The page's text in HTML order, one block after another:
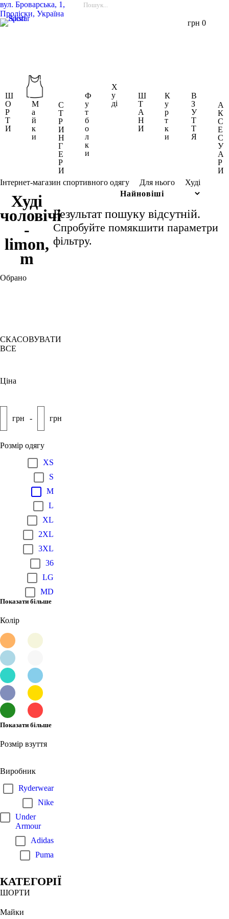
вул. Броварська, 1,
Проліски, Україна
грн 0
Ш
О
Р
Т
И
М
а
й
к
и
С
Т
Р
И
Н
Г
Е
Р
И
Ф
у
т
б
о
л
к
и
Х
у
ді
Ш
Т
А
Н
И
К
у
р
т
к
и
В
З
У
Т
Т
Я
А
К
С
Е
С
У
А
Р
И
Інтернет-магазин спортивного одягу
Для нього Худі
Худі
чоловічі
-
limon,
m
Обрано
СКАСОВУВАТИ
ВСЕ
Ціна
грн - грн
Розмір одягу
XS
S
M
L
XL
2XL
3XL
36
LG
MD
Показати більше
Колір
Показати більше
Розмір взуття
Виробник
Ryderwear
Nike
Under
Armour
Adidas
Puma
КАТЕГОРІЇ
ШОРТИ
Майки
Результат пошуку відсутній.
Спробуйте помякшити параметри
фільтру.